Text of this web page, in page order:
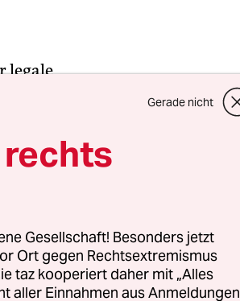
legale
wollen – aber
sind nicht
mit
sagte die
Dienstag
Gerade nicht
Gesellschaft! Besonders jetzt
Ort gegen Rechtsextremismus
taz kooperiert daher mit „Alles
aller Einnahmen aus Anmeldungen